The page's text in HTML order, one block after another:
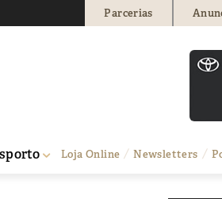
Parcerias
Loja Online Newsletters